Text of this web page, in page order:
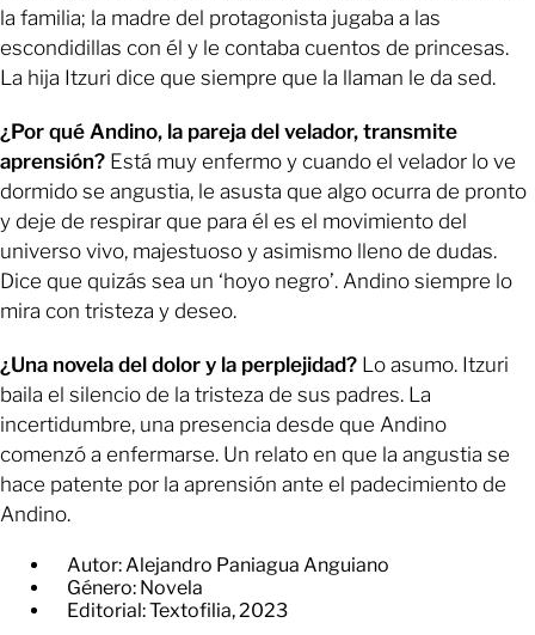
la familia; la madre del protagonista jugaba a las
escondidillas con él y le contaba cuentos de princesas.
La hija Itzuri dice que siempre que la llaman le da sed.
¿Por qué Andino, la pareja del velador, transmite
aprensión? Está muy enfermo y cuando el velador lo ve
dormido se angustia, le asusta que algo ocurra de pronto
y deje de respirar que para él es el movimiento del
universo vivo, majestuoso y asimismo lleno de dudas.
Dice que quizás sea un ‘hoyo negro’. Andino siempre lo
mira con tristeza y deseo.
¿Una novela del dolor y la perplejidad? Lo asumo. Itzuri
baila el silencio de la tristeza de sus padres. La
incertidumbre, una presencia desde que Andino
comenzó a enfermarse. Un relato en que la angustia se
hace patente por la aprensión ante el padecimiento de
Andino.
Autor: Alejandro Paniagua Anguiano
Género: Novela
Editorial: Textofilia, 2023